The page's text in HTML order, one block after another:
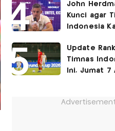
Duduk di
Cadangan!
John
Kunci agar
Indonesia
2026:
Berapi-api
Update
Timnas
Ini, Jumat 7